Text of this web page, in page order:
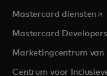
Mastercard diensten
Mastercard Developers
Marketingcentrum van
Centrum voor